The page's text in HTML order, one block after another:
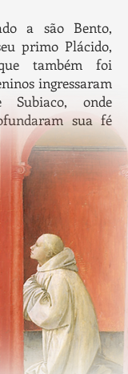
a são Bento,
primo Plácido,
também foi
ingressaram
onde
sua fé